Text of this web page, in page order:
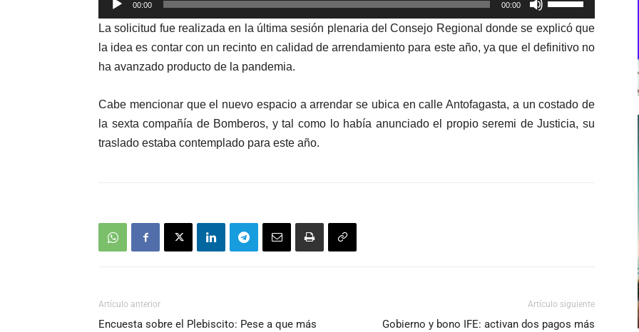
Reproductor
de
audio
00:00 00:00
las
teclas
de
para
aumentar
La solicitud fue realizada en la última sesión plenaria del Consejo Regional donde se explicó que
la idea es contar con un recinto en calidad de arrendamiento para este año, ya que el definitivo no
ha avanzado producto de la pandemia.
Cabe mencionar que el nuevo espacio a arrendar se ubica en calle Antofagasta, a un costado de
la sexta compañía de Bomberos, y tal como lo había anunciado el propio seremi de Justicia, su
traslado estaba contemplado para este año.
Artículo anterior
Encuesta sobre el Plebiscito: Pese a que más
Artículo siguiente
Gobierno y bono IFE: activan dos pagos más